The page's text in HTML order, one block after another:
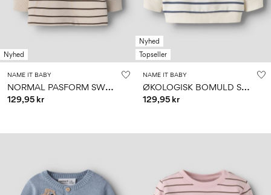
Nyhed
NAME IT BABY
N
ORMAL PASFORM SWEATSHIRT
129,95 kr
Nyhed
Topseller
NAME IT BABY
Ø
KOLOGISK BOMULD SWEATSHIRT
129,95 kr